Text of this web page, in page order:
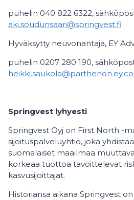
puhelin 040 822 6322,
aki.soudunsaari@springvest.fi
Hyväksytty neuvonantaja, EY
puhelin 0207 280 190,
Springvest lyhyesti
Springvest Oyj on First North -
sijoituspalveluyhtiö, joka
suomalaiset maailmaa
korkeaa tuottoa tavoittelevat
kasvusijoittajat.
Historiansa aikana Springvest